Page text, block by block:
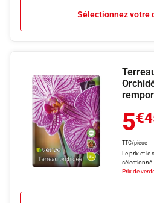
Sélectionnez votre
5
TTC/pièce
Le prix et le
sélectionné
Prix de